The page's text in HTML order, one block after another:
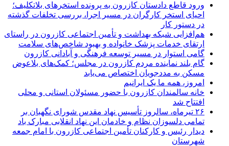
ورود قاطع دادستان کازرون به پرونده استخرهای بلاتکلیف؛
احیای استخر کارگران در مسیر اجرا، بررسی تخلفات گذشته
در دستور کار
هم‌افزایی شبکه بهداشت و تأمین اجتماعی کازرون در راستای
ارتقای خدمات پزشک خانواده و بهبود شاخص‌های سلامت
گامی استوار در مسیر توسعه فرهنگی و آبادانی کازرون
گام بلند نماینده مردم کازرون در مجلس؛ کمک‌های بلاعوض
مسکن به مددجویان اختصاص می‌یابد
امروز، همه ما یک ایرانیم
خانه سالمندان کازرون با حضور مسئولان استانی و محلی
افتتاح شد
۲۶ تیرماه، سالروز تأسیس نهاد مقدس شورای نگهبان بر
تمامی دلسوزان نظام و خادمان این نهاد انقلابی مبارک باد
دیدار رئیس و کارکنان تأمین اجتماعی کازرون با امام جمعه
شهرستان